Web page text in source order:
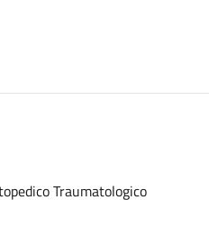
Traumatologico